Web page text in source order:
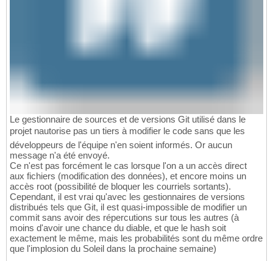
Le gestionnaire de sources et de versions Git utilisé dans le
projet nautorise pas un tiers à modifier le code sans que les
développeurs de l'équipe n'en soient informés. Or aucun
message n'a été envoyé.
Ce n'est pas forcément le cas lorsque l'on a un accès direct
aux fichiers (modification des données), et encore moins un
accès root (possibilité de bloquer les courriels sortants).
Cependant, il est vrai qu'avec les gestionnaires de versions
distribués tels que Git, il est quasi-impossible de modifier un
commit sans avoir des répercutions sur tous les autres (à
moins d'avoir une chance du diable, et que le hash soit
exactement le même, mais les probabilités sont du même ordre
que l'implosion du Soleil dans la prochaine semaine)